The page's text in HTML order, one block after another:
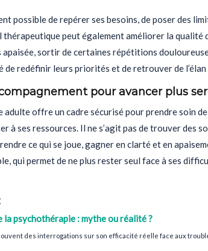
possible de repérer ses besoins, de poser des
thérapeutique peut également améliorer la qualité
apaisée, sortir de certaines répétitions
redéfinir leurs priorités et de retrouver de
pour avancer plus
adulte offre un cadre sécurisé pour prendre soin
à ses ressources. Il ne s’agit pas de trouver des
ce qui se joue, gagner en clarté et en
qui permet de ne plus rester seul face à ses
la psychothérapie : mythe ou réalité ?
des interrogations sur son efficacité réelle face aux